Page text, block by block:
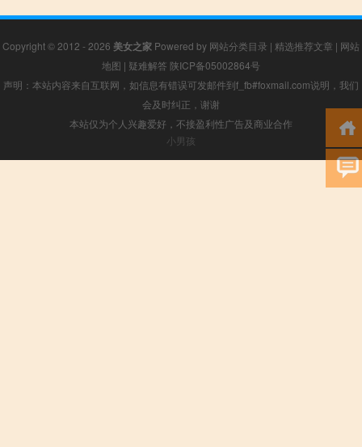
Copyright © 2012 - 2026 美女之家 Powered by 网站分类目录 | 精选推荐文章 | 网站
地图 | 疑难解答 陕ICP备05002864号
声明：本站内容来自互联网，如信息有错误可发邮件到f_fb#foxmail.com说明，我们
会及时纠正，谢谢
本站仅为个人兴趣爱好，不接盈利性广告及商业合作
小男孩